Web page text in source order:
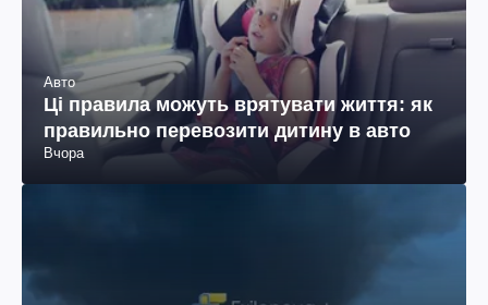
Авто
Ці правила можуть врятувати життя: як
правильно перевозити дитину в авто
Вчора